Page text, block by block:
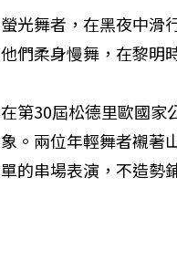
螢光舞者，在黑夜中滑
他們柔身慢舞，在黎明
在第30屆松德里歐國家
象。兩位年輕舞者襯著
單的串場表演，不造勢